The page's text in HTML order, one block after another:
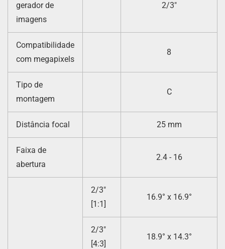
gerador de
imagens
2/3″
Compatibilidade
com megapixels
8
Tipo de
montagem
C
Distância focal 25 mm
Faixa de
abertura
2.4 - 16
2/3″
[1:1]
16.9° x 16.9°
2/3″
[4:3]
18.9° x 14.3°